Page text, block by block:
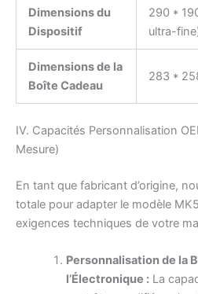
Dimensions du
Dispositif
290 *
ultra-
Dimensions de la
Boîte Cadeau
283 *
IV. Capacités Personnalisation
Mesure)
En tant que fabricant d’origine,
totale pour adapter le modèle
exigences techniques de votre
Personnalisation de la
l’Électronique :La